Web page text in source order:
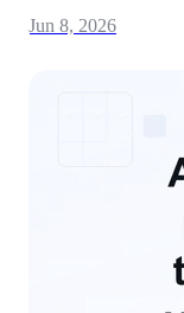
Jun 8, 2026